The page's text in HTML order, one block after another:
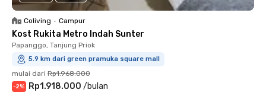
Coliving • Campur
Kost Rukita Metro Indah Sunter
Papanggo, Tanjung Priok
5.9 km dari green pramuka square mall
mulai dari Rp1.968.000
-2% Rp1.918.000 /bulan